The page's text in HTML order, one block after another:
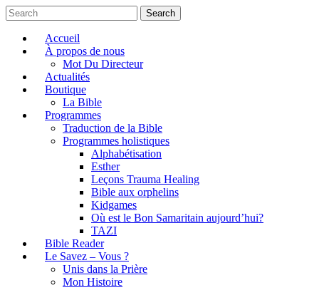
Search
Accueil
À propos de nous
Mot Du Directeur
Actualités
Boutique
La Bible
Programmes
Traduction de la Bible
Programmes holistiques
Alphabétisation
Esther
Leçons Trauma Healing
Bible aux orphelins
Kidgames
Où est le Bon Samaritain aujourd’hui?
TAZI
Bible Reader
Le Savez – Vous ?
Unis dans la Prière
Mon Histoire